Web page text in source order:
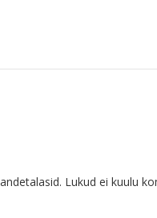
Lukud ei kuulu